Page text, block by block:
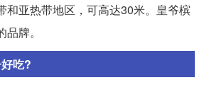
和亚热带地区，可高达30米。皇爷槟
牌。
吃?